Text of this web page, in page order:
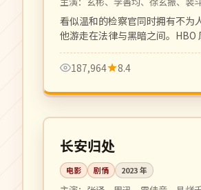
看似温和的检察官同时拥有不为
他游走在法律与黑暗之间。HBO
节奏冷峻凌厉。
187,964
8.4
中国
4K
长安归处
电影 剧情 2023年